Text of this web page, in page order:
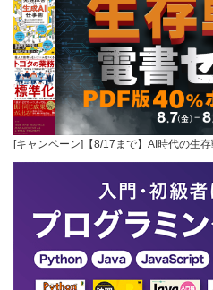
[キャンペーン]【8/17まで】AI時代の生